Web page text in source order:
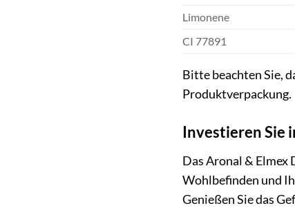
Limonene
CI 77891
Bitte beachten Sie,
Produktverpackung.
Investieren Sie
Das Aronal &
Wohlbefinden und
Genießen Sie das